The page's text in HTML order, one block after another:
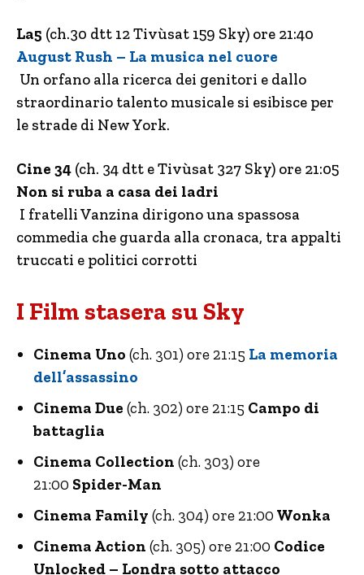
La5 (ch.30 dtt 12 Tivùsat 159 Sky) ore 21:40
August Rush – La musica nel cuore
Un orfano alla ricerca dei genitori e dallo
straordinario talento musicale si esibisce per
le strade di New York.
Cine 34 (ch. 34 dtt e Tivùsat 327 Sky) ore 21:05
Non si ruba a casa dei ladri
I fratelli Vanzina dirigono una spassosa
commedia che guarda alla cronaca, tra appalti
truccati e politici corrotti
I Film stasera su Sky
Cinema Uno (ch. 301) ore 21:15 La memoria
dell’assassino
Cinema Due (ch. 302) ore 21:15 Campo di
battaglia
Cinema Collection (ch. 303) ore
21:00 Spider-Man
Cinema Family (ch. 304) ore 21:00 Wonka
Cinema Action (ch. 305) ore 21:00 Codice
Unlocked – Londra sotto attacco